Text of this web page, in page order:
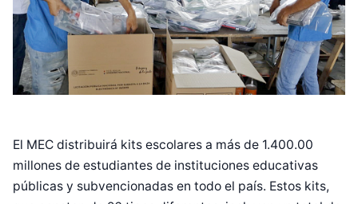
El MEC distribuirá kits escolares a más de 1.400.00
millones de estudiantes de instituciones educativas
públicas y subvencionadas en todo el país. Estos kits,